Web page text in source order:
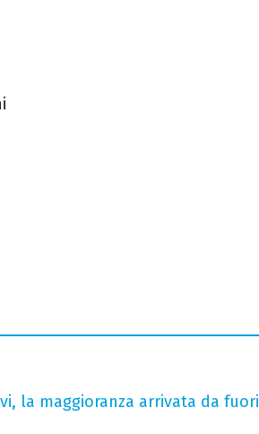
la maggioranza arrivata da fuori